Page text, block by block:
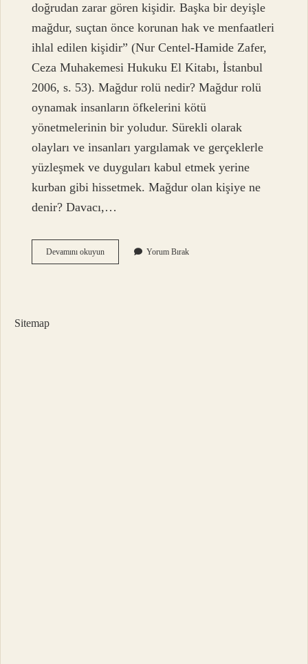
doğrudan zarar gören kişidir. Başka bir deyişle
mağdur, suçtan önce korunan hak ve menfaatleri
ihlal edilen kişidir” (Nur Centel-Hamide Zafer,
Ceza Muhakemesi Hukuku El Kitabı, İstanbul
2006, s. 53). Mağdur rolü nedir? Mağdur rolü
oynamak insanların öfkelerini kötü
yönetmelerinin bir yoludur. Sürekli olarak
olayları ve insanları yargılamak ve gerçeklerle
yüzleşmek ve duyguları kabul etmek yerine
kurban gibi hissetmek. Mağdur olan kişiye ne
denir? Davacı,…
Devamını okuyunMağdur
Etmek
Yorum Bırak
Sitemap